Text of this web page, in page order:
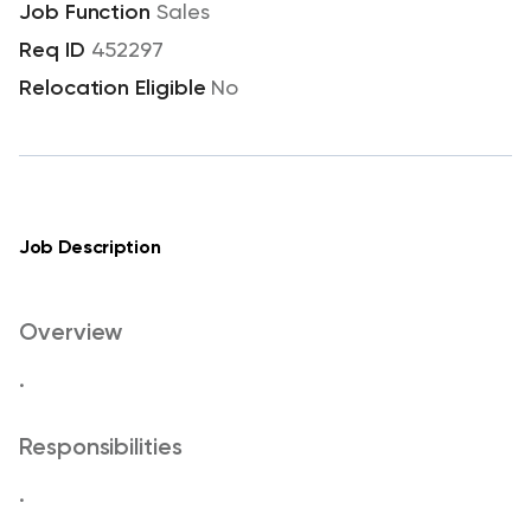
Sales
452297
No
Job Description
Overview
.
Responsibilities
.